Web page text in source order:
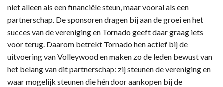
niet alleen als een financiële steun, maar vooral als een
partnerschap. De sponsoren dragen bij aan de groei en het
succes van de vereniging en Tornado geeft daar graag iets
voor terug. Daarom betrekt Tornado hen actief bij de
uitvoering van Volleywood en maken zo de leden bewust van
het belang van dit partnerschap: zij steunen de vereniging en
waar mogelijk steunen die hén door aankopen bij de